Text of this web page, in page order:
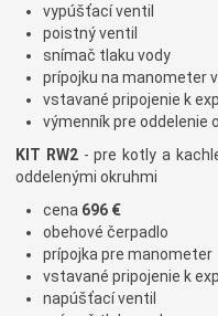
vypúšťací ventil
poistný ventil
snímač tlaku vody
prípojku na manometer
vstavané pripojenie k
výmenník pre oddelenie
KIT RW2- pre kotly a
oddelenými okruhmi
cena 696 €
obehové čerpadlo
prípojka pre manometer
vstavané pripojenie k
napúšťací ventil